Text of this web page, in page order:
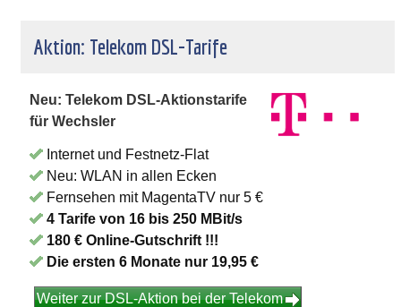
Aktion: Telekom DSL-Tarife
Neu: Telekom DSL-Aktionstarife
für Wechsler
Internet und Festnetz-Flat
Neu: WLAN in allen Ecken
Fernsehen mit MagentaTV nur 5 €
4 Tarife von 16 bis 250 MBit/s
180 € Online-Gutschrift !!!
Die ersten 6 Monate nur 19,95 €
Weiter zur DSL-Aktion bei der Telekom